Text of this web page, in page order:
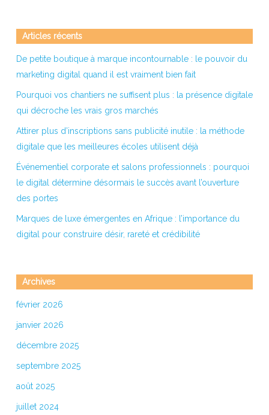
Articles récents
De petite boutique à marque incontournable : le pouvoir du
marketing digital quand il est vraiment bien fait
Pourquoi vos chantiers ne suffisent plus : la présence digitale
qui décroche les vrais gros marchés
Attirer plus d’inscriptions sans publicité inutile : la méthode
digitale que les meilleures écoles utilisent déjà
Événementiel corporate et salons professionnels : pourquoi
le digital détermine désormais le succès avant l’ouverture
des portes
Marques de luxe émergentes en Afrique : l’importance du
digital pour construire désir, rareté et crédibilité
Archives
février 2026
janvier 2026
décembre 2025
septembre 2025
août 2025
juillet 2024